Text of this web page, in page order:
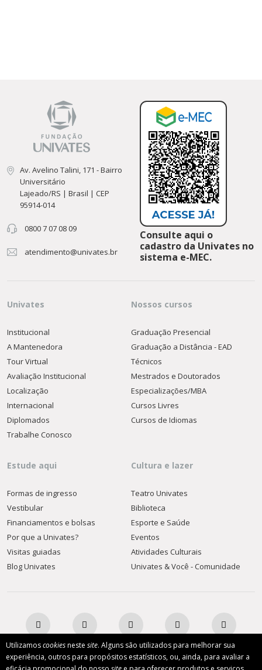
Utilizamoscookiesneste site. Alguns são utilizados para melhorar sua
experiência, outros para propósitos estatísticos, ou, ainda, para avaliar a
Av. Avelino Talini, 171 - Bairro
Universitário
Lajeado/RS | Brasil | CEP
95914-014
0800 7 07 08 09
atendimento@univates.br
Consulte aqui o
cadastro da Univates no
sistema e-MEC.
Univates
Institucional
A Mantenedora
Tour Virtual
Avaliação Institucional
Localização
Internacional
Diplomados
Trabalhe Conosco
Nossos cursos
Graduação Presencial
Graduação a Distância - EAD
Técnicos
Mestrados e Doutorados
Especializações/MBA
Cursos Livres
Cursos de Idiomas
Estude aqui
Formas de ingresso
Vestibular
Financiamentos e bolsas
Por que a Univates?
Visitas guiadas
Blog Univates
Cultura e lazer
Teatro Univates
Biblioteca
Esporte e Saúde
Eventos
Atividades Culturais
Univates & Você - Comunidade